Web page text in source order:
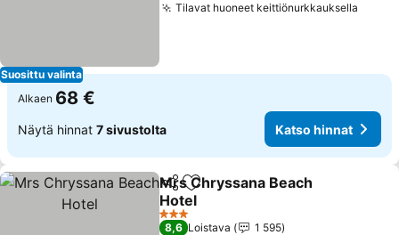
Suosittu valinta
Tilavat huoneet keittiönurkkauksella
Alkaen 68 €
Näytä hinnat 7 sivustolta Katso hinnat
Jaa Lisää suosikkeihin
Mrs Chryssana Beach
Hotel
Katso hinnat
3 Tähtiluokitus
8,6 Loistava
1 595